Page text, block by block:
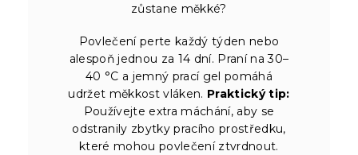
zůstane měkké?
Povlečení perte každý týden nebo
alespoň jednou za 14 dní. Praní na 30–
40 °C a jemný prací gel pomáhá
udržet měkkost vláken. Praktický tip:
Používejte extra máchání, aby se
odstranily zbytky pracího prostředku,
které mohou povlečení ztvrdnout.